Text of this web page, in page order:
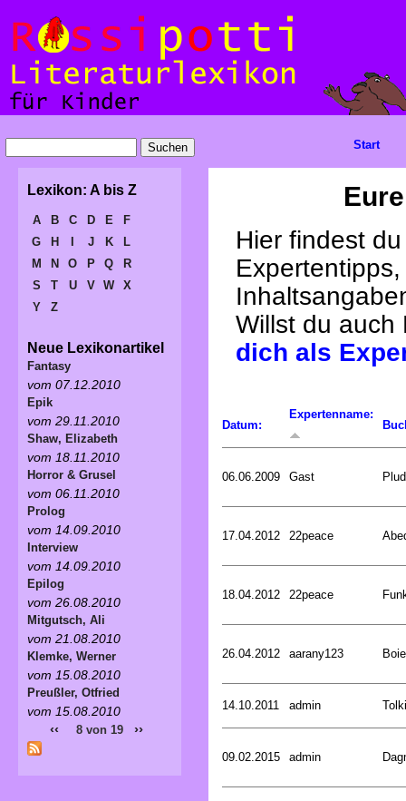
Hier findest
Willst du
dich als
Datum:
Expertenname:
06.06.2009 Gast
17.04.2012 22peace
18.04.2012 22peace
26.04.2012 aarany123
14.10.2011 admin
09.02.2015 admin
Start
Lexikon: A bis Z
A B C D E
F
G
H J K
L
M
N O P Q
R
S
T U V W
X
Y
Z
Neue Lexikonartikel
Fantasy
vom 07.12.2010
Epik
vom 29.11.2010
Shaw, Elizabeth
vom 18.11.2010
Horror & Grusel
vom 06.11.2010
Prolog
vom 14.09.2010
Interview
vom 14.09.2010
Epilog
vom 26.08.2010
Mitgutsch, Ali
vom 21.08.2010
Klemke, Werner
vom 15.08.2010
Preußler, Otfried
vom 15.08.2010
‹‹ 8 von 19 ››